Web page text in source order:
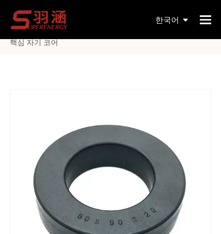
한국어
현재 위치: 홈페이지
힘 필터 유도체를 위한 알파철 연약한 토로이드 핵심 철 분말
핵심 자기 코어